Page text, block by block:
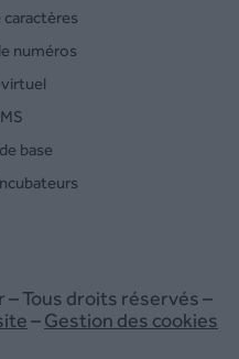
numéros
base
– Tous droits réservés –
–Gestion des cookies